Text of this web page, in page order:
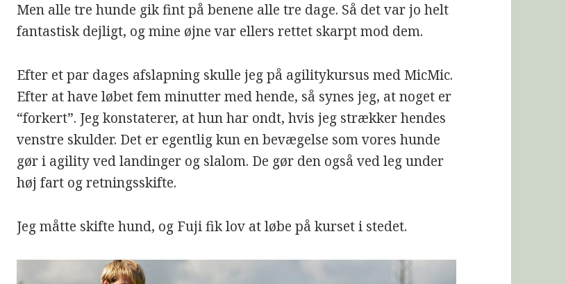
Men alle tre hunde gik fint på benene alle tre dage. Så det var jo helt
fantastisk dejligt, og mine øjne var ellers rettet skarpt mod dem.
Efter et par dages afslapning skulle jeg på agilitykursus med MicMic.
Efter at have løbet fem minutter med hende, så synes jeg, at noget er
“forkert”. Jeg konstaterer, at hun har ondt, hvis jeg strækker hendes
venstre skulder. Det er egentlig kun en bevægelse som vores hunde
gør i agility ved landinger og slalom. De gør den også ved leg under
høj fart og retningsskifte.
Jeg måtte skifte hund, og Fuji fik lov at løbe på kurset i stedet.